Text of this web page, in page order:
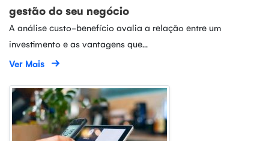
gestão do seu negócio
A análise custo-benefício avalia a relação entre um
investimento e as vantagens que...
Ver Mais